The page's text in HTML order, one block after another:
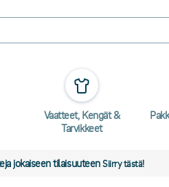
Vaatteet, Kengät &
Tarvikkeet
jokaiseen tilaisuuteenSiirry tästä!